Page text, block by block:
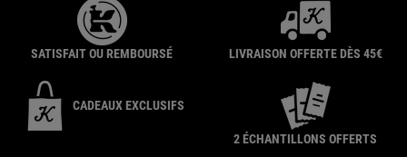
SATISFAIT OU REMBOURSÉ LIVRAISON OFFERTE DÈS 45€
CADEAUX EXCLUSIFS
2 ÉCHANTILLONS OFFERTS